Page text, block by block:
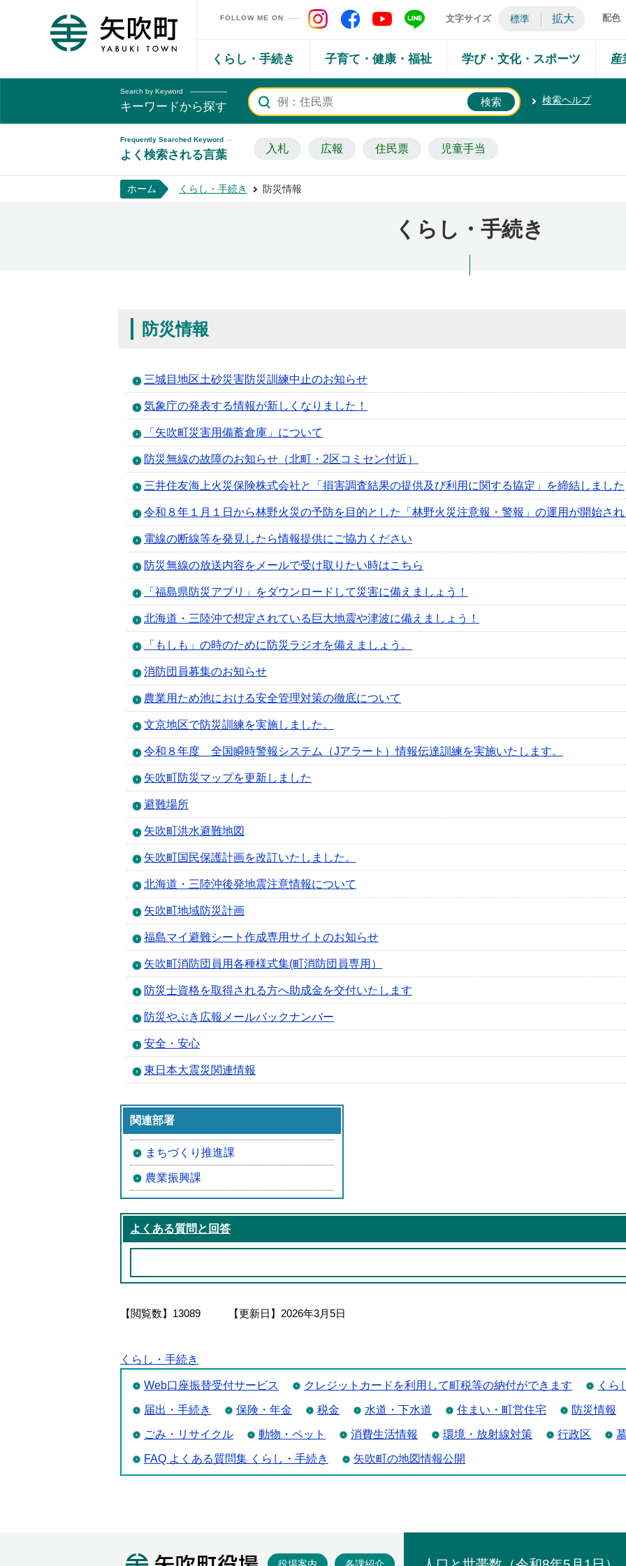
矢吹町ホームページ
FOLLOW ME ON 矢吹町 Instagram
矢吹町 Facebook
矢吹町 YouTube
矢吹町 LINE
文字サイズ 標準 拡大 配色
くらし・手続き 子育て・健康・福祉 学び・文化・スポーツ 産
Search by Keyword
キーワードから探す 検索ヘルプ
Frequently Searched Keyword
よく検索される言葉 入札 広報 住民票 児童手当
ホーム くらし・手続き 防災情報
くらし・手続き
防災情報
三城目地区土砂災害防災訓練中止のお知らせ
気象庁の発表する情報が新しくなりました！
「矢吹町災害用備蓄倉庫」について
防災無線の故障のお知らせ（北町・2区コミセン付近）
三井住友海上火災保険株式会社と「損害調査結果の提供及び利用に関する協定」を締結しました
令和８年１月１日から林野火災の予防を目的とした「林野火災注意報・警報」の運用が開始さ
電線の断線等を発見したら情報提供にご協力ください
防災無線の放送内容をメールで受け取りたい時はこちら
「福島県防災アプリ」をダウンロードして災害に備えましょう！
北海道・三陸沖で想定されている巨大地震や津波に備えましょう！
「もしも」の時のために防災ラジオを備えましょう。
消防団員募集のお知らせ
農業用ため池における安全管理対策の徹底について
文京地区で防災訓練を実施しました。
令和８年度 全国瞬時警報システム（Jアラート）情報伝達訓練を実施いたします。
矢吹町防災マップを更新しました
避難場所
矢吹町洪水避難地図
矢吹町国民保護計画を改訂いたしました。
北海道・三陸沖後発地震注意情報について
矢吹町地域防災計画
福島マイ避難シート作成専用サイトのお知らせ
矢吹町消防団員用各種様式集(町消防団員専用）
防災士資格を取得される方へ助成金を交付いたします
防災やぶき広報メールバックナンバー
安全・安心
東日本大震災関連情報
関連部署
まちづくり推進課
農業振興課
よくある質問と回答
【閲覧数】 13089 【更新日】 2026年3月5日
くらし・手続き
Web口座振替受付サービス クレジットカードを利用して町税等の納付ができます くら
届出・手続き 保険・年金 税金 水道・下水道 住まい・町営住宅 防災情報
ごみ・リサイクル 動物・ペット 消費生活情報 環境・放射線対策 行政区
FAQ よくある質問集 くらし・手続き 矢吹町の地図情報公開
矢吹町役場